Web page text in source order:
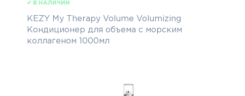
✔ В НАЛИЧИИ
KEZY My Therapy Volume Volumizing
Кондиционер для объема с морским
коллагеном 1000мл